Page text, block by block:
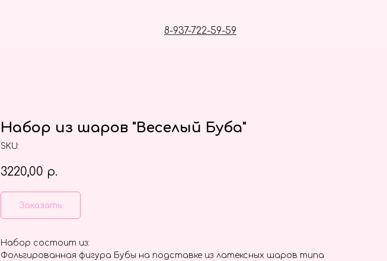
8-937-722-59-59
Набор из шаров "Веселый Буба"
SKU:
3220,00 р.
Заказать
Набор состоит из:
Фольгированная фигура Бубы на подставке из латексных шаров типа